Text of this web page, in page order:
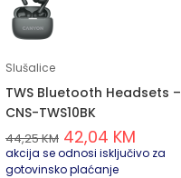
Slušalice
TWS Bluetooth Headsets –
CNS-TWS10BK
44,25KM 42,04 KM
akcija se odnosi isključivo za
gotovinsko plaćanje